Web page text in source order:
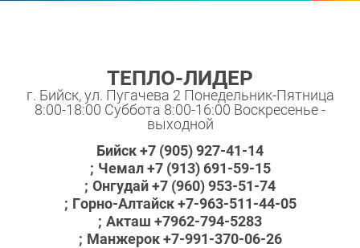
ТЕПЛО-ЛИДЕР
г. Бийск, ул. Пугачева 2 Понедельник-Пятница
8:00-18:00 Суббота 8:00-16:00 Воскресенье -
выходной
Бийск +7 (905) 927-41-14
Чемал +7 (913) 691-59-15
Онгудай +7 (960) 953-51-74
Горно-Алтайск +7-963-511-44-05
Акташ +7962-794-5283
Манжерок +7-991-370-06-26